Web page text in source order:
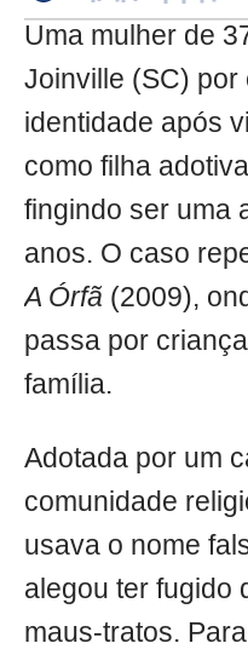
Uma mulher de
Joinville (SC) por
identidade após
como filha
fingindo ser uma
anos. O caso
A Órfã (2009),
passa por
família.
Adotada por um
comunidade
usava o nome
alegou ter fugido
maus-tratos.